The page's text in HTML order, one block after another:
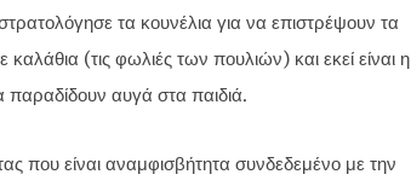
τα κουνέλια για να επιστρέψουν τα
(τις φωλιές των πουλιών) και εκεί είναι η
αυγά στα παιδιά.
που είναι αναμφισβήτητα συνδεδεμένο με την